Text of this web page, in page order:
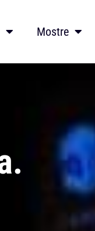
Mostre